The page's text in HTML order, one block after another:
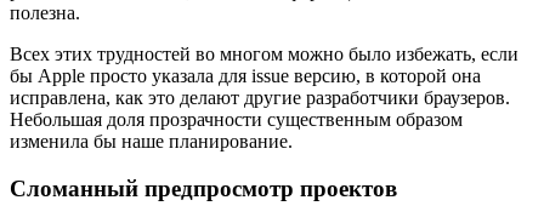
полезна.
Всех этих трудностей во многом можно было избежать, если
бы Apple просто указала для issue версию, в которой она
исправлена, как это делают другие разработчики браузеров.
Небольшая доля прозрачности существенным образом
изменила бы наше планирование.
Сломанный предпросмотр проектов